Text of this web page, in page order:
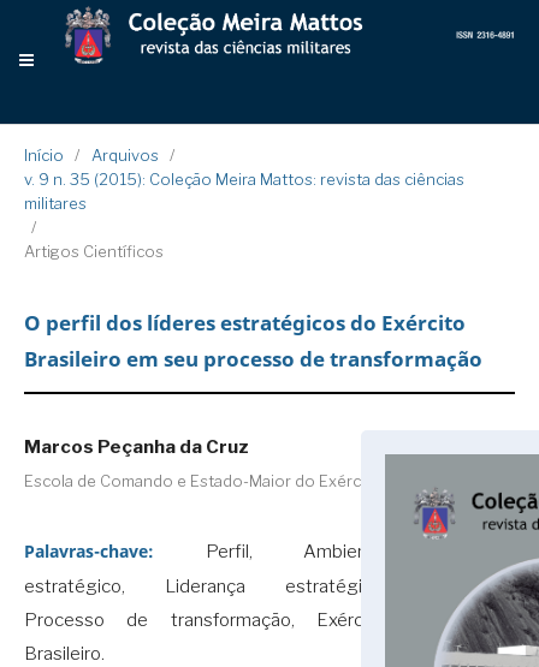
Início / Arquivos
/
v. 9 n. 35 (2015): Coleção Meira Mattos: revista das ciências
militares
/
Artigos Científicos
O perfil dos líderes estratégicos do Exército
Brasileiro em seu processo de transformação
Marcos Peçanha da Cruz
Escola de Comando e Estado-Maior do Exército
Palavras-chave:
Perfil, Ambiente
estratégico, Liderança estratégica,
Processo de transformação, Exército
Brasileiro.